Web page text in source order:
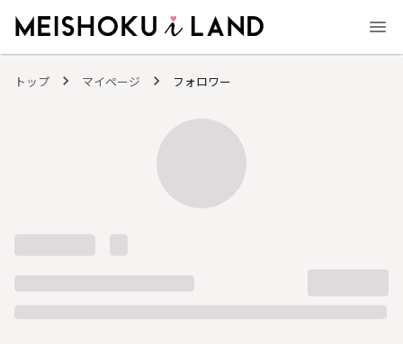
トップ マイページ フォロワー